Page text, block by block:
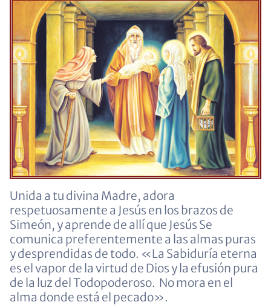
Unida a tu divina Madre, adora
respetuosamente a Jesús en los brazos de
Simeón, y aprende de allí que Jesús Se
comunica preferentemente a las almas puras
y desprendidas de todo. «La Sabiduría eterna
es el vapor de la virtud de Dios y la efusión pura
de la luz del Todopoderoso. No mora en el
alma donde está el pecado».